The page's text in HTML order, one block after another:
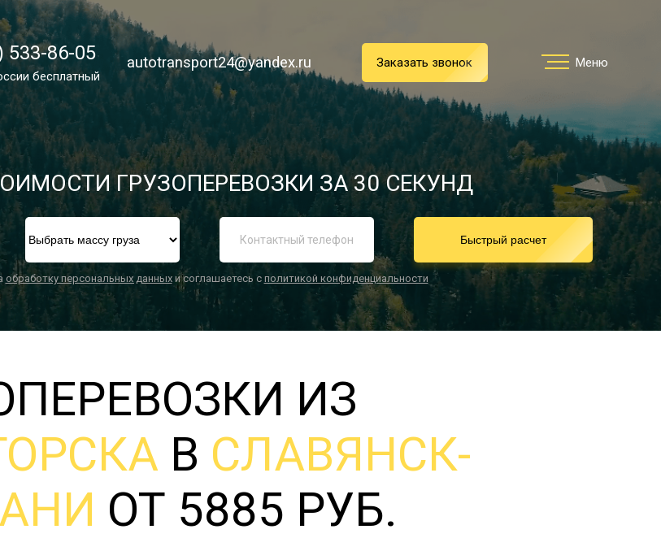
533-86-05
бесплатный
autotransport24@yandex.ru Заказать звонок Меню
Услуги
Преимущества
О компании
Отзывы
533-86-05
бесплатный
autotransport24@yandex.ru Заказать звонок Меню
ГРУЗОПЕРЕВОЗКИ ЗА 30 СЕКУНД
Быстрый расчет
обработку персональных данныхи соглашаетесь с политикой конфиденциальности
ИЗ
В СЛАВЯНСК-
ОТ 5885 РУБ.